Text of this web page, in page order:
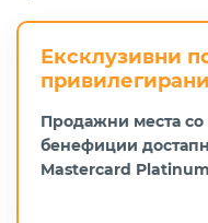
Ексклузивни
Продажни места со
бенефиции
Mastercard